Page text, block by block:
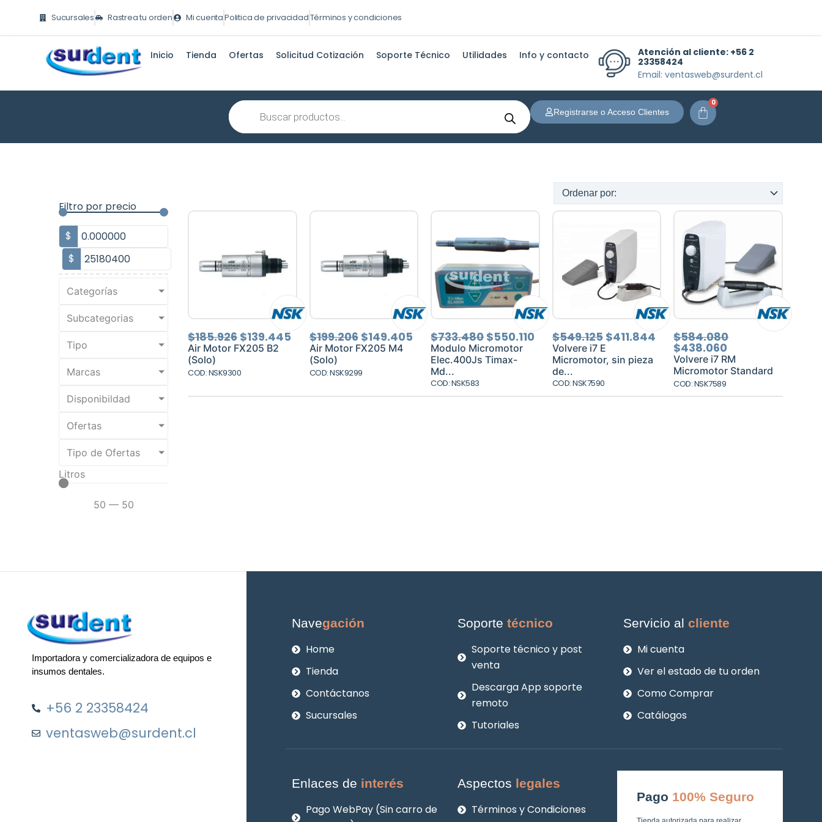
contenido
Sucursales Rastrea tu orden Mi cuentaPolitica de privacidadTérminos y condiciones
Inicio Tienda Ofertas Solicitud Cotización Soporte Técnico Utilidades Info y contacto Atención al cliente: +56 2
23358424
Email: ventasweb@surdent.cl
Búsqueda
de
productos
Registrarse o Acceso Clientes
0
Carrito
Filtro por precio
$
$
Categorías
Subcategorias
Tipo
Marcas
Disponibildad
Ofertas
Tipo de Ofertas
Litros
50 — 50
$185.926El
precio
era:
$185.926.
$139.445
precio
actual
$139.445.
Air Motor FX205 B2
(Solo)
COD: NSK9300
$199.206 El
precio
era:
$199.206.
$149.405El
precio
actual
$149.405.
Air Motor FX205 M4
(Solo)
COD: NSK9299
$733.480El
precio
original
$550.110
precio
actual
$550.110.
Modulo Micromotor
Elec.400Js Timax-
Md...
COD: NSK583
$549.125 El
precio
original
era:
$411.844El
precio
actual
$411.844.
Volvere i7 E
Micromotor, sin pieza
de...
COD: NSK7590
$584.080El
original
era:
$438.060
El
actual
es:
Volvere i7 RM
Micromotor Standard
COD: NSK7589
Importadora y comercializadora de equipos e
insumos dentales.
+56 2 23358424
ventasweb@surdent.cl
Navegación
Home
Tienda
Contáctanos
Sucursales
Soportetécnico
Soporte técnico y post
venta
Descarga App soporte
remoto
Tutoriales
Servicio alcliente
Mi cuenta
Ver el estado de tu orden
Como Comprar
Catálogos
Enlaces de interés
Pago WebPay (Sin carro de
Aspectos legales
Términos y Condiciones
Pago 100% Seguro